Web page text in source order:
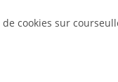
cookies sur